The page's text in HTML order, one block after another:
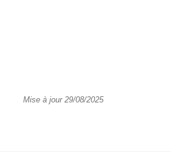
Mise à jour 29/08/2025